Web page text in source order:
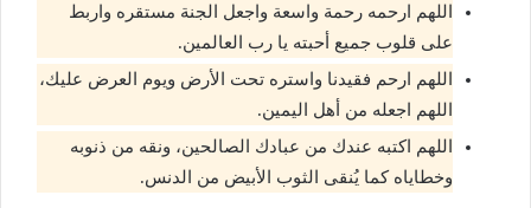
اللهم ارحمه رحمة واسعة واجعل الجنة مستقره واربط
على قلوب جميع أحبته يا رب العالمين.
اللهم ارحم فقيدنا واستره تحت الأرض ويوم العرض عليك،
اللهم اجعله من أهل اليمين.
اللهم اكتبه عندك من عبادك الصالحين، ونقه من ذنوبه
وخطاياه كما يُنقى الثوب الأبيض من الدنس.